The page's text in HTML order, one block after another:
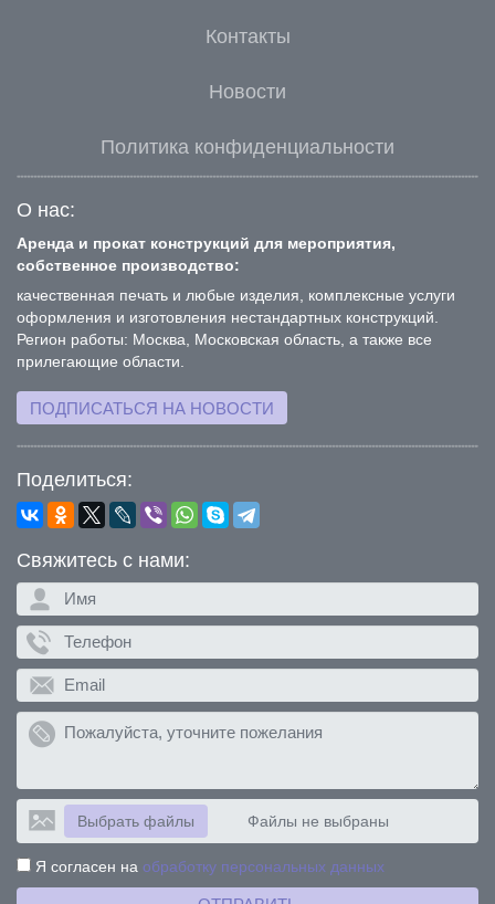
Контакты
Новости
Политика конфиденциальности
О нас:
Аренда и прокат конструкций для мероприятия,
собственное производство:
качественная печать и любые изделия, комплексные услуги
оформления и изготовления нестандартных конструкций.
Регион работы: Москва, Московская область, а также все
прилегающие области.
ПОДПИСАТЬСЯ НА НОВОСТИ
Поделиться:
Свяжитесь с нами:
Выбрать файлы Файлы не выбраны
Я согласен на обработку персональных данных